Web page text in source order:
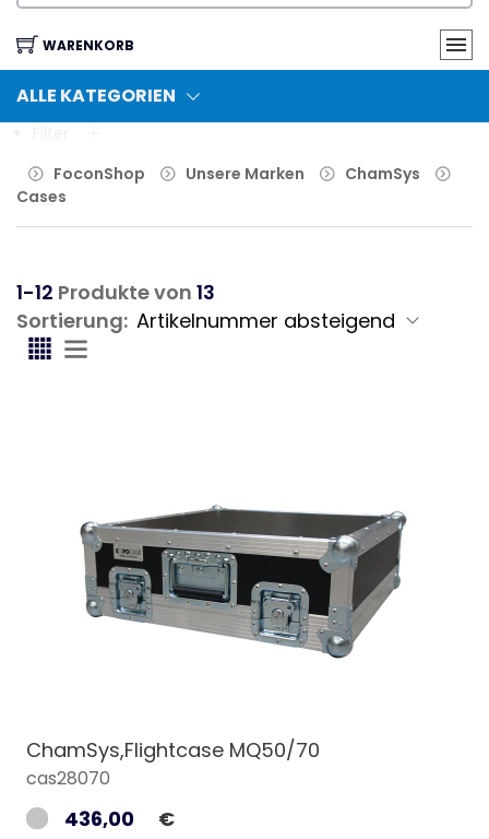
WARENKORB
ALLE KATEGORIEN
FoconShop
Unsere Marken
ChamSys
Cases
1-12 Produkte von 13
Sortierung:
ChamSys,Flightcase MQ50/70
cas28070
436,00 €